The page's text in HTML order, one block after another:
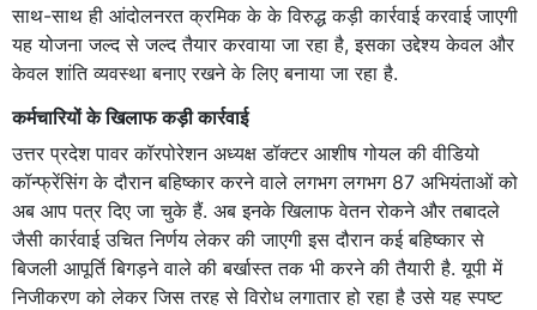
साथ-साथ ही आंदोलनरत क्रमिक के के विरुद्ध कड़ी कार्रवाई करवाई जाएगी
यह योजना जल्द से जल्द तैयार करवाया जा रहा है, इसका उद्देश्य केवल और
केवल शांति व्यवस्था बनाए रखने के लिए बनाया जा रहा है.
कर्मचारियों के खिलाफ कड़ी कार्रवाई
उत्तर प्रदेश पावर कॉरपोरेशन अध्यक्ष डॉक्टर आशीष गोयल की वीडियो
कॉन्फ्रेंसिंग के दौरान बहिष्कार करने वाले लगभग लगभग 87 अभियंताओं को
अब आप पत्र दिए जा चुके हैं. अब इनके खिलाफ वेतन रोकने और तबादले
जैसी कार्रवाई उचित निर्णय लेकर की जाएगी इस दौरान कई बहिष्कार से
बिजली आपूर्ति बिगड़ने वाले की बर्खास्त तक भी करने की तैयारी है. यूपी में
निजीकरण को लेकर जिस तरह से विरोध लगातार हो रहा है उसे यह स्पष्ट